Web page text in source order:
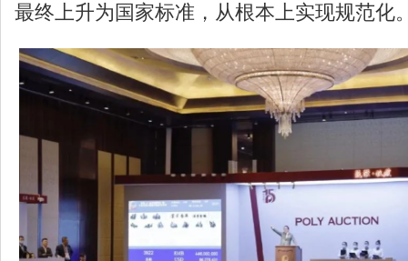
最终上升为国家标准，从根本上实现规范化